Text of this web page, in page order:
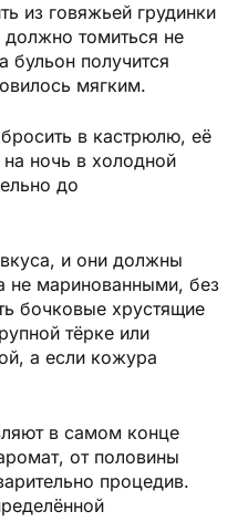
из говяжьей грудинки
томиться не
бульон получится
мягким.
в кастрюлю, её
ночь в холодной
до
и они должны
не маринованными, без
бочковые хрустящие
тёрке или
а если кожура
в самом конце
от половины
процедив.